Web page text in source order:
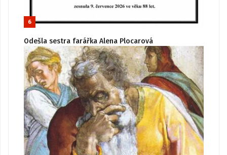
6
Odešla sestra farářka Alena Plocarová